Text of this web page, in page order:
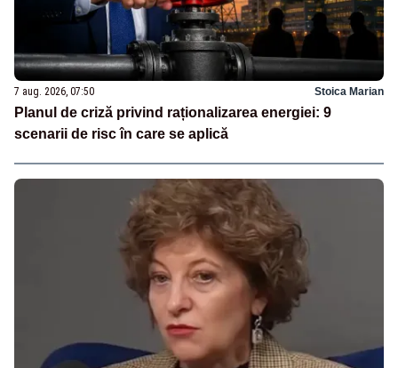
7 aug. 2026, 07:50 Stoica Marian
Planul de criză privind raționalizarea energiei: 9
scenarii de risc în care se aplică